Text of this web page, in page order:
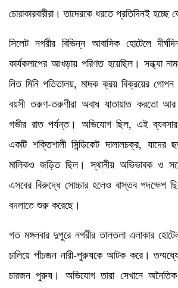
চোরাকারবারীরা। তাদেরকে ধরতে প্রতিদিনই
সিলেট নগরীর বিভিন্ন আবাসিক হোটেলে
কার্যকলাপের আখড়ায় পরিণত হয়েছিল। সন্ধ্যা
নিত মিনি পতিতালয়, মাদক ক্রয় বিক্রয়ের গোপন
বয়সী তরুণ-তরুণীরা অবাধ যাতায়াত করতো আর
গভীর রাত পর্যন্ত। অভিযোগ ছিল, এই
একটি শক্তিশালী সিন্ডিকেট দালালচক্র, যাদের
মালিকও জড়িত ছিল। স্থানীয় অভিভাবক ও
এসবের বিরুদ্ধে সোচ্চার হলেও বাস্তব পদক্ষেপ
বদলাতে শুরু করেছে।
গত মঙ্গলবার দুপুরে নগরীর তালতলা এলাকার
চালিয়ে পাঁচজন নারী-পুরুষকে আটক করে।
চারজন পুরুষ। অভিযোগ তারা সেখানে অনৈতিক